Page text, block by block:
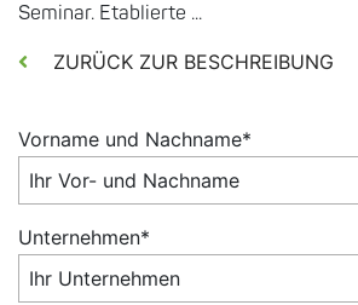
Seminar. Etablierte ...
ZURÜCK ZUR BESCHREIBUNG
Vorname und Nachname*
Unternehmen*